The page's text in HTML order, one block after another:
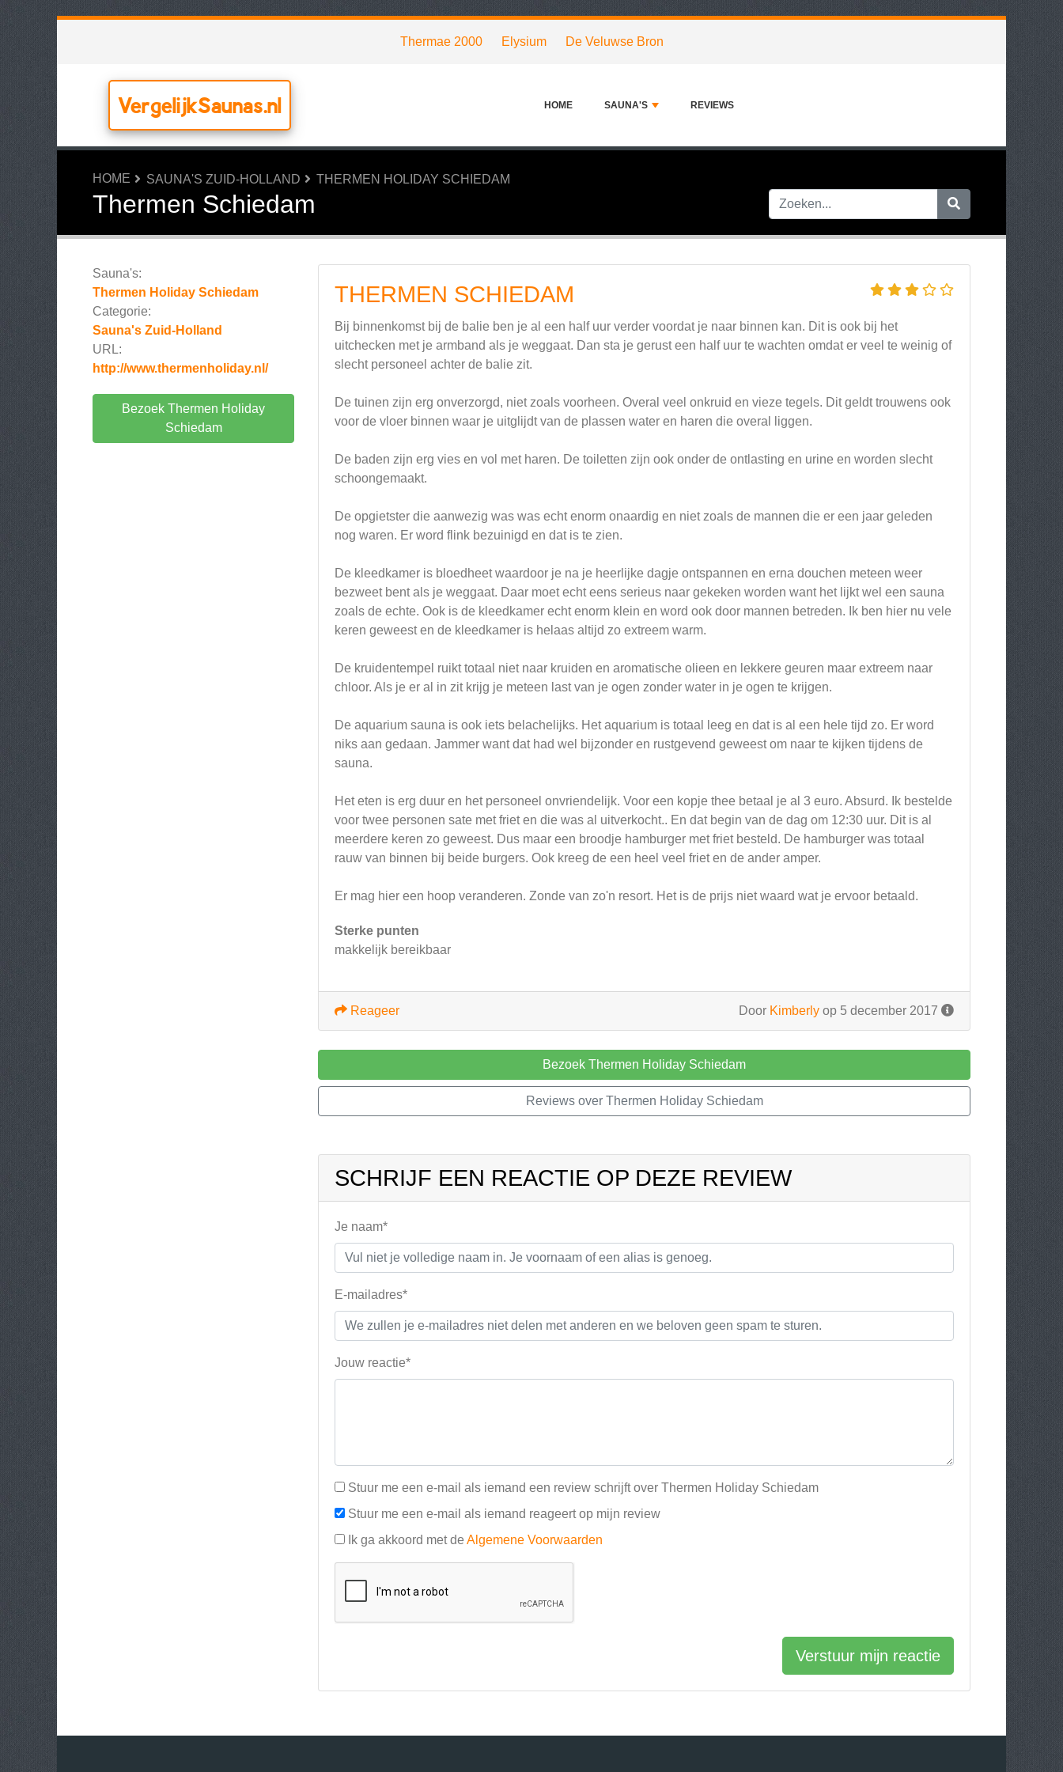
Thermae 2000 Elysium De Veluwse Bron
VergelijkSaunas.nl HOME SAUNA'S REVIEWS
HOME SAUNA'S ZUID-HOLLAND THERMEN HOLIDAY SCHIEDAM
Thermen Schiedam
Sauna's:
Thermen Holiday Schiedam
Categorie:
Sauna's Zuid-Holland
URL:
http://www.thermenholiday.nl/
Bezoek Thermen Holiday
Schiedam
THERMEN SCHIEDAM
Bij binnenkomst bij de balie ben je al een half uur verder voordat je naar binnen kan. Dit is ook bij het
uitchecken met je armband als je weggaat. Dan sta je gerust een half uur te wachten omdat er veel te weinig of
slecht personeel achter de balie zit.
De tuinen zijn erg onverzorgd, niet zoals voorheen. Overal veel onkruid en vieze tegels. Dit geldt trouwens ook
voor de vloer binnen waar je uitglijdt van de plassen water en haren die overal liggen.
De baden zijn erg vies en vol met haren. De toiletten zijn ook onder de ontlasting en urine en worden slecht
schoongemaakt.
De opgietster die aanwezig was was echt enorm onaardig en niet zoals de mannen die er een jaar geleden
nog waren. Er word flink bezuinigd en dat is te zien.
De kleedkamer is bloedheet waardoor je na je heerlijke dagje ontspannen en erna douchen meteen weer
bezweet bent als je weggaat. Daar moet echt eens serieus naar gekeken worden want het lijkt wel een sauna
zoals de echte. Ook is de kleedkamer echt enorm klein en word ook door mannen betreden. Ik ben hier nu vele
keren geweest en de kleedkamer is helaas altijd zo extreem warm.
De kruidentempel ruikt totaal niet naar kruiden en aromatische olieen en lekkere geuren maar extreem naar
chloor. Als je er al in zit krijg je meteen last van je ogen zonder water in je ogen te krijgen.
De aquarium sauna is ook iets belachelijks. Het aquarium is totaal leeg en dat is al een hele tijd zo. Er word
niks aan gedaan. Jammer want dat had wel bijzonder en rustgevend geweest om naar te kijken tijdens de
sauna.
Het eten is erg duur en het personeel onvriendelijk. Voor een kopje thee betaal je al 3 euro. Absurd. Ik bestelde
voor twee personen sate met friet en die was al uitverkocht.. En dat begin van de dag om 12:30 uur. Dit is al
meerdere keren zo geweest. Dus maar een broodje hamburger met friet besteld. De hamburger was totaal
rauw van binnen bij beide burgers. Ook kreeg de een heel veel friet en de ander amper.
Er mag hier een hoop veranderen. Zonde van zo'n resort. Het is de prijs niet waard wat je ervoor betaald.
Sterke punten
makkelijk bereikbaar
Door Kimberly op 5 december 2017
Reageer
Bezoek Thermen Holiday Schiedam
Reviews over Thermen Holiday Schiedam
SCHRIJF EEN REACTIE OP DEZE REVIEW
Je naam*
E-mailadres*
Jouw reactie*
Stuur me een e-mail als iemand een review schrijft over Thermen Holiday Schiedam
Stuur me een e-mail als iemand reageert op mijn review
Ik ga akkoord met de Algemene Voorwaarden
Verstuur mijn reactie